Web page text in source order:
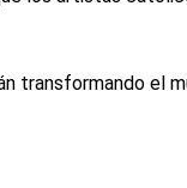
transformando el